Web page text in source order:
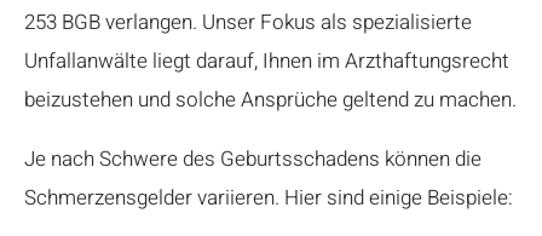
253 BGB verlangen. Unser Fokus als spezialisierte
Unfallanwälte liegt darauf, Ihnen im Arzthaftungsrecht
beizustehen und solche Ansprüche geltend zu machen.
Je nach Schwere des Geburtsschadens können die
Schmerzensgelder variieren. Hier sind einige Beispiele: